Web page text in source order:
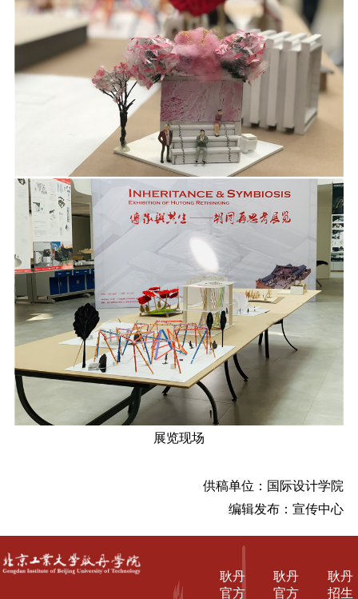
展览现场
供稿单位：国际设计学院
编辑发布：宣传中心
耿丹
招生
耿丹
官方
耿丹
官方